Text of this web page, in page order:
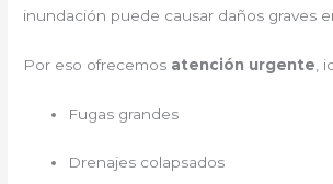
inundación puede causar daños graves
Por eso ofrecemos atención urgente ,
Fugas grandes
Drenajes colapsados